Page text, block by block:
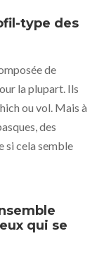
type des
de
la plupart. Ils
ou vol. Mais à
des
si cela semble
qui se